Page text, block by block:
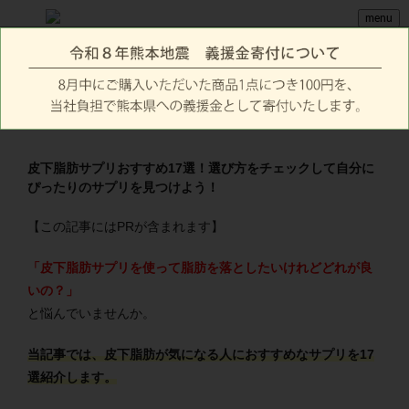
menu
皮下脂肪サプリおすすめ17選！選び方をチェックして自分に
ぴったりのサプリを見つけよう！
【この記事にはPRが含まれます】
「皮下脂肪サプリを使って脂肪を落としたいけれどどれが良
いの？」
と悩んでいませんか。
当記事では、皮下脂肪が気になる人におすすめなサプリを17
選紹介します。